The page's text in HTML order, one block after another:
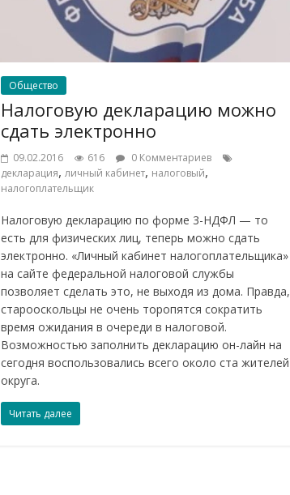
Общество
Налоговую декларацию можно
сдать электронно
09.02.2016 616
0 Комментариев
декларация,личный кабинет, налоговый,
налогоплательщик
Налоговую декларацию по форме 3-НДФЛ — то
есть для физических лиц, теперь можно сдать
электронно. «Личный кабинет налогоплательщика»
на сайте федеральной налоговой службы
позволяет сделать это, не выходя из дома. Правда,
старооскольцы не очень торопятся сократить
время ожидания в очереди в налоговой.
Возможностью заполнить декларацию он-лайн на
сегодня воспользовались всего около ста жителей
округа.
Читать далее